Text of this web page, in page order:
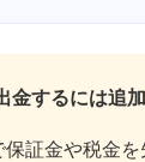
金するには追
保証金や税金